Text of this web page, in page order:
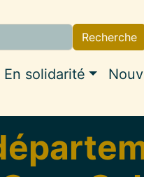
En solidarité
Recherche